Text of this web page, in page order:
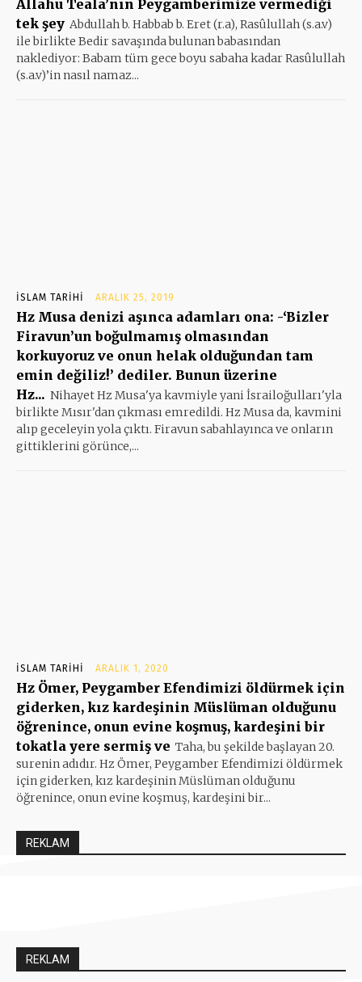
Allahu Teala’nın Peygamberimize vermediği
tek şey Abdullah b. Habbab b. Eret (r.a), Rasûlullah (s.a.v)
ile birlikte Bedir savaşında bulunan babasından
naklediyor: Babam tüm gece boyu sabaha kadar Rasûlullah
(s.a.v)’in nasıl namaz...
İSLAM TARIHI ARALIK 25, 2019
Hz Musa denizi aşınca adamları ona: -‘Bizler
Firavun’un boğulmamış olmasından
korkuyoruz ve onun helak olduğundan tam
emin değiliz!’ dediler. Bunun üzerine
Hz... Nihayet Hz Musa'ya kavmiyle yani İsrailoğulları'yla
birlikte Mısır'dan çıkması emredildi. Hz Musa da, kavmini
alıp geceleyin yola çıktı. Firavun sabahlayınca ve onların
gittiklerini görünce,...
İSLAM TARIHI ARALIK 1, 2020
Hz Ömer, Peygamber Efendimizi öldürmek için
giderken, kız kardeşinin Müslüman olduğunu
öğrenince, onun evine koşmuş, kardeşini bir
tokatla yere sermiş ve Taha, bu şekilde başlayan 20.
surenin adıdır. Hz Ömer, Peygamber Efendimizi öldürmek
için giderken, kız kardeşinin Müslüman olduğunu
öğrenince, onun evine koşmuş, kardeşini bir...
REKLAM
REKLAM